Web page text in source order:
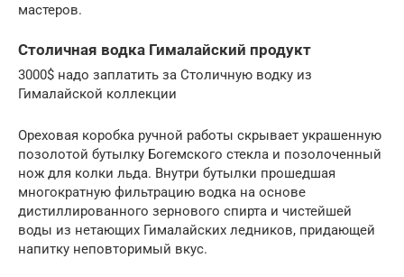
мастеров.
Столичная водка Гималайский продукт
3000$ надо заплатить за Столичную водку из
Гималайской коллекции
Ореховая коробка ручной работы скрывает украшенную
позолотой бутылку Богемского стекла и позолоченный
нож для колки льда. Внутри бутылки прошедшая
многократную фильтрацию водка на основе
дистиллированного зернового спирта и чистейшей
воды из нетающих Гималайских ледников, придающей
напитку неповторимый вкус.